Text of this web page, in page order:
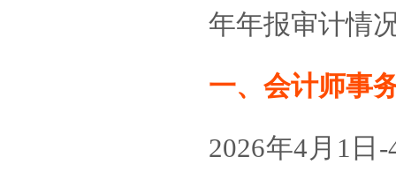
年年报审计情
一、会计师事
2026年4月1日